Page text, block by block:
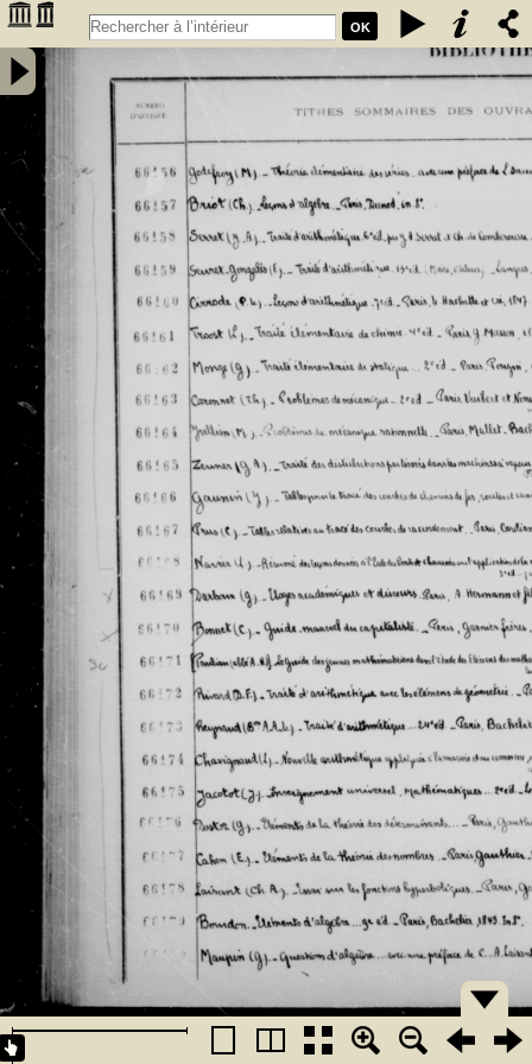
OK
Inventaire des fonds patrimoniaux lettres et sciences des
bibliothèques universitaires de Bordeaux. Registre 46. Numéros
d'inventaire de FR 66156 à FR 67930 - Université de Bordeaux
(1441-1970)